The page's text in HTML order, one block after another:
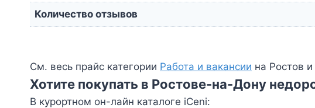
Количество отзывов
См. весь прайс категории Работа и вакансии на Ростов
Хотите покупать в Ростове-на-Дону
В курортном он-лайн каталоге iCeni: